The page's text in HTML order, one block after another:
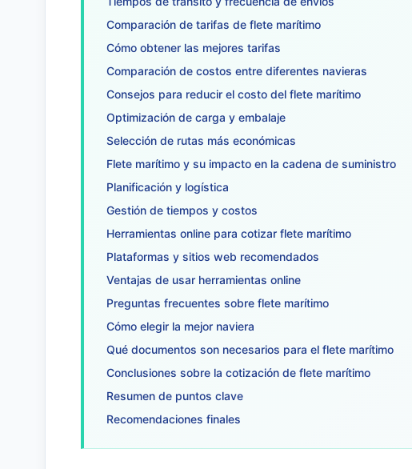
Comparación de tarifas de flete marítimo
Cómo obtener las mejores tarifas
Comparación de costos entre diferentes navieras
Consejos para reducir el costo del flete marítimo
Optimización de carga y embalaje
Selección de rutas más económicas
Flete marítimo y su impacto en la cadena de suministro
Planificación y logística
Gestión de tiempos y costos
Herramientas online para cotizar flete marítimo
Plataformas y sitios web recomendados
Ventajas de usar herramientas online
Preguntas frecuentes sobre flete marítimo
Cómo elegir la mejor naviera
Qué documentos son necesarios para el flete marítimo
Conclusiones sobre la cotización de flete marítimo
Resumen de puntos clave
Recomendaciones finales